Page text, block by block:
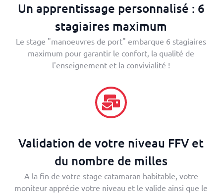
Un apprentissage personnalisé : 6
stagiaires maximum
Le stage "manoeuvres de port" embarque 6 stagiaires
maximum pour garantir le confort, la qualité de
l'enseignement et la convivialité !
Validation de votre niveau FFV et
du nombre de milles
A la fin de votre stage catamaran habitable, votre
moniteur apprécie votre niveau et le valide ainsi que le